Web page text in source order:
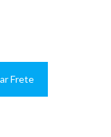
Frete